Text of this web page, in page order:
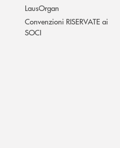
LausOrgan
Convenzioni RISERVATE ai
SOCI